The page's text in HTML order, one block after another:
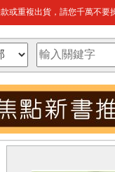
或重複出貨，請您千萬不要